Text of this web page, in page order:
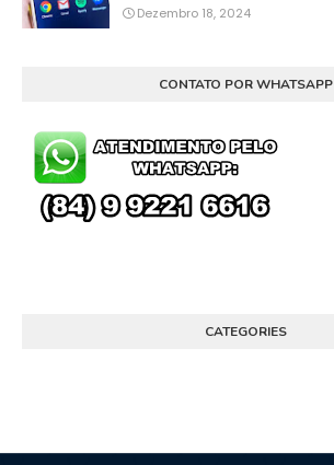
Dezembro 18, 2024
CONTATO POR WHATSAPP
CATEGORIES